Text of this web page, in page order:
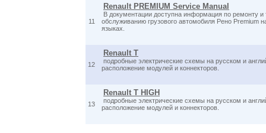
11
Renault PREMIUM Service Manual
В документации доступна информация по ремонту и
обслуживанию грузового автомобиля Рено Premium
языках.
12
Renault T
подробные электрические схемы на русском и
расположение модулей и коннекторов.
13
Renault T HIGH
подробные электрические схемы на русском и
расположение модулей и коннекторов.